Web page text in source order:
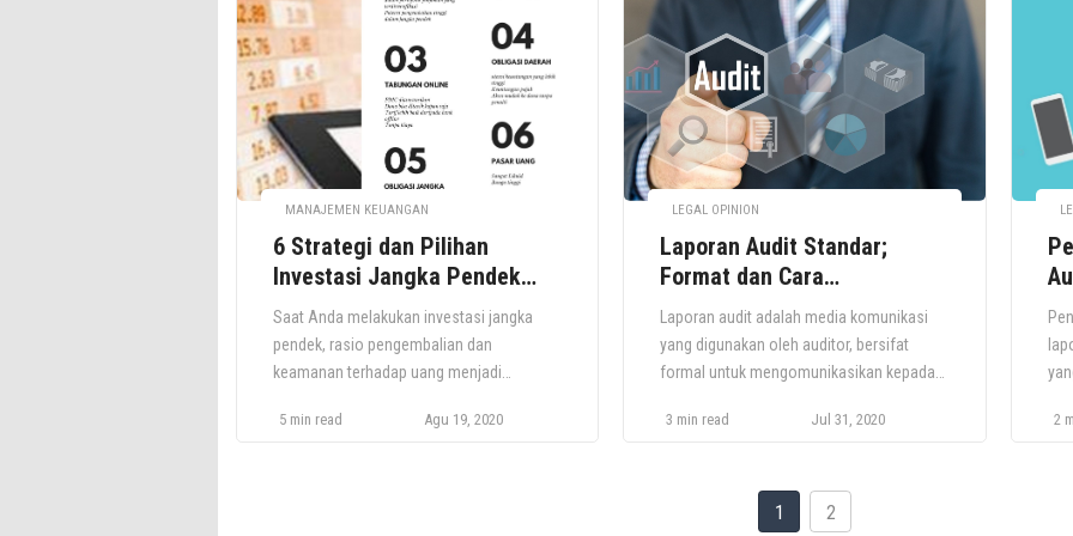
Tentu sebelum membaca ini Anda bisa
mereview ulang Cara Membuat Neraca
Saldo Plus Contohnya […]
segera bergerak untuk segera melakukan
tindakan agar usaha Anda semakin
berkembang. […]
MANAJEMEN KEUANGAN
6 Strategi dan Pilihan
Investasi Jangka Pendek
Terbaik Saat Kondisi
Ekonomi Memburuk
Saat Anda melakukan investasi jangka
pendek, rasio pengembalian dan
keamanan terhadap uang menjadi
kondisi ekonomi yang memburuk sebagai
5 min read Agu 19, 2020
LEGAL OPINION
Laporan Audit Standar;
Format dan Cara
Membuatnya
Laporan audit adalah media komunikasi
yang digunakan oleh auditor, bersifat
formal untuk mengomunikasikan kepada
kesimpulan dari pelaksanaan audit yang
audit standar dan tidak standar. Untuk
3 min read Jul 31, 2020 2
1 2